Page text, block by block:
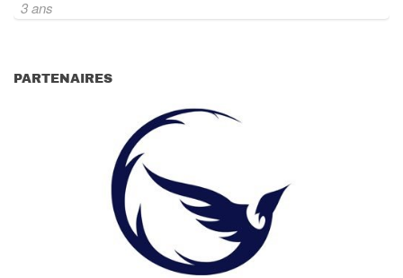
3 ans
PARTENAIRES